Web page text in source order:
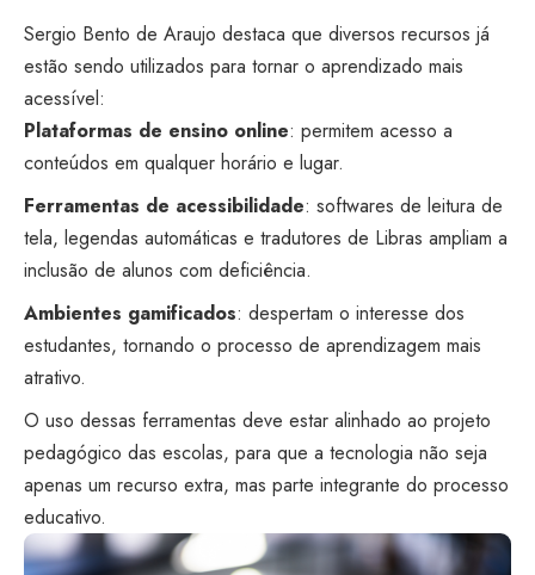
Sergio Bento de Araujo destaca que diversos recursos já
estão sendo utilizados para tornar o aprendizado mais
acessível:
Plataformas de ensino online: permitem acesso a
conteúdos em qualquer horário e lugar.
Ferramentas de acessibilidade: softwares de leitura de
tela, legendas automáticas e tradutores de Libras ampliam a
inclusão de alunos com deficiência.
Ambientes gamificados: despertam o interesse dos
estudantes, tornando o processo de aprendizagem mais
atrativo.
O uso dessas ferramentas deve estar alinhado ao projeto
pedagógico das escolas, para que a tecnologia não seja
apenas um recurso extra, mas parte integrante do processo
educativo.